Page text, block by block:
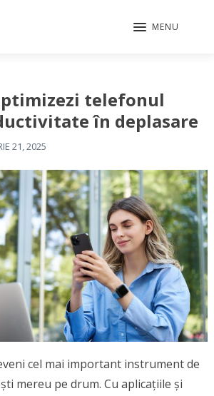
MENU
telefonul
în deplasare
21, 2025
cel mai important instrument de
mereu pe drum. Cu aplicațiile și